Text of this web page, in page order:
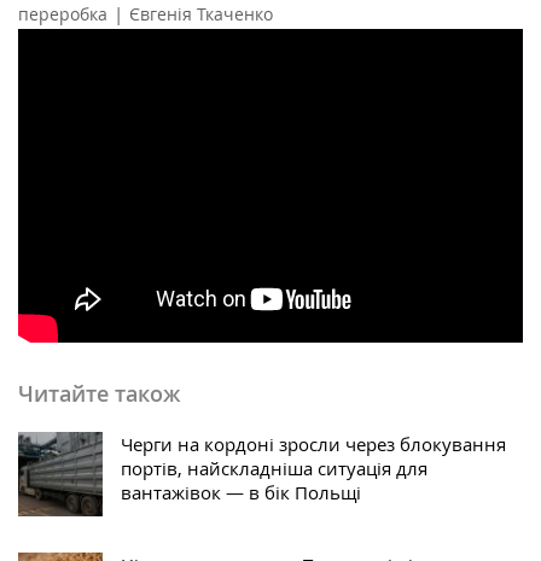
переробка | Євгенія Ткаченко
Читайте також
Черги на кордоні зросли через блокування
портів, найскладніша ситуація для
вантажівок — в бік Польщі